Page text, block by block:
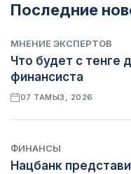
Последние
МНЕНИЕ ЭКСПЕРТОВ
Что будет с тенге
финансиста
07 ТАМЫЗ, 2026
ФИНАНСЫ
Нацбанк